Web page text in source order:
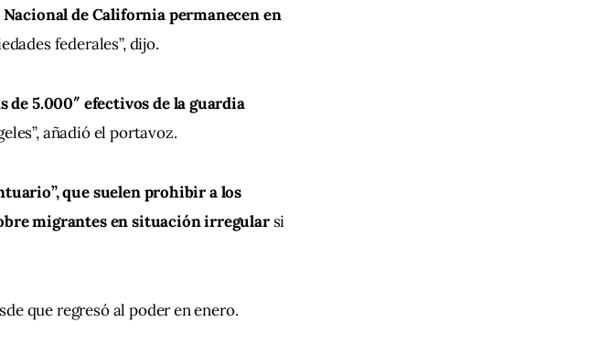
de California permanecen en
federales”, dijo.
de 5.000″ efectivos de la guardia
añadió el portavoz.
que suelen prohibir a los
migrantes en situación irregular si
que regresó al poder en enero.